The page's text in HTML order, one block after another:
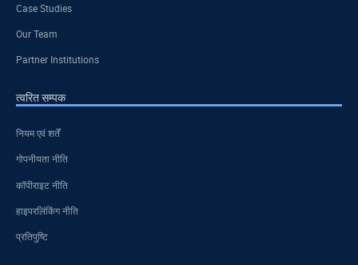
Case Studies
Our Team
Partner Institutions
त्वरित सम्पक
नियम एवं शर्तें
गोपनीयता नीति
कॉपीराइट नीति
हाइपरलिंकिंग नीति
प्रतिपुष्टि